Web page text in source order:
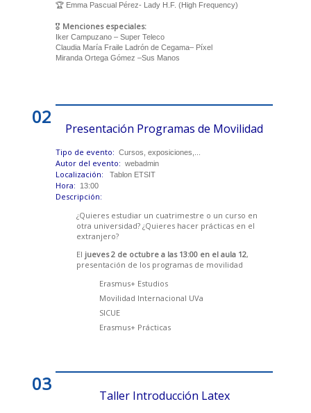
🏆 Emma Pascual Pérez- Lady H.F. (High Frequency)
🎖️ Menciones especiales:
Iker Campuzano – Super Teleco
Claudia María Fraile Ladrón de Cegama– Píxel
Miranda Ortega Gómez –Sus Manos
02
Presentación Programas de Movilidad
Tipo de evento: Cursos, exposiciones,...
Autor del evento: webadmin
Localización: Tablon ETSIT
Hora: 13:00
Descripción:
¿Quieres estudiar un cuatrimestre o un curso en
otra universidad? ¿Quieres hacer prácticas en el
extranjero?
El jueves 2 de octubre a las 13:00 en el aula 12,
presentación de los programas de movilidad
Erasmus+ Estudios
Movilidad Internacional UVa
SICUE
Erasmus+ Prácticas
03
Taller Introducción Latex